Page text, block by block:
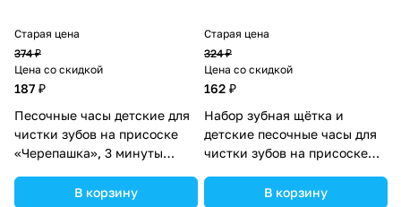
Старая цена
374 ₽
Цена со скидкой
187 ₽
Песочные часы детские для
чистки зубов на присоске
«Черепашка», 3 минуты
В корзину
Старая цена
324 ₽
Цена со скидкой
162 ₽
Набор зубная щётка и
детские песочные часы для
чистки зубов на присоске
(№7121421).В корзину